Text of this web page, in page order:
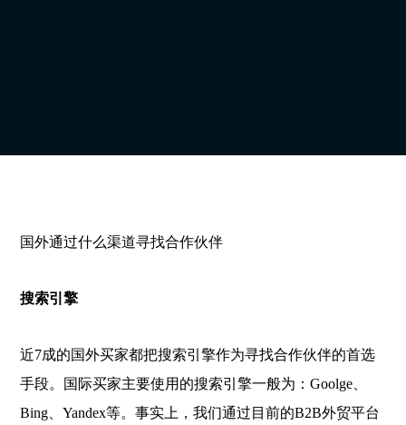
国外通过什么渠道寻找合作伙伴
搜索引擎
近7成的国外买家都把搜索引擎作为寻找合作伙伴的首选
手段。国际买家主要使用的搜索引擎一般为：Goolge、
Bing、Yandex等。事实上，我们通过目前的B2B外贸平台